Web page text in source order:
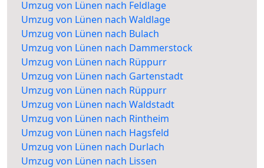
Umzug von Lünen nach Feldlage
Umzug von Lünen nach Waldlage
Umzug von Lünen nach Bulach
Umzug von Lünen nach Dammerstock
Umzug von Lünen nach Rüppurr
Umzug von Lünen nach Gartenstadt
Umzug von Lünen nach Rüppurr
Umzug von Lünen nach Waldstadt
Umzug von Lünen nach Rintheim
Umzug von Lünen nach Hagsfeld
Umzug von Lünen nach Durlach
Umzug von Lünen nach Lissen